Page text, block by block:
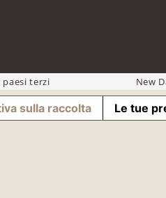
terzi New
sulla raccolta Le tue